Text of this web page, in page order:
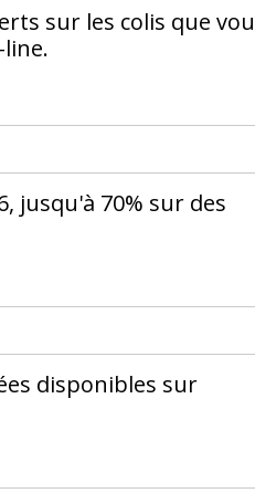
sur les colis que
jusqu'à 70% sur des
disponibles sur